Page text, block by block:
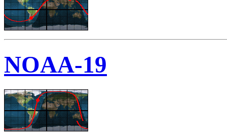
NOAA-19